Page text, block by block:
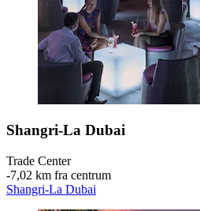
Shangri-La Dubai
Trade Center
‐7,02 km fra centrum
Shangri-La Dubai